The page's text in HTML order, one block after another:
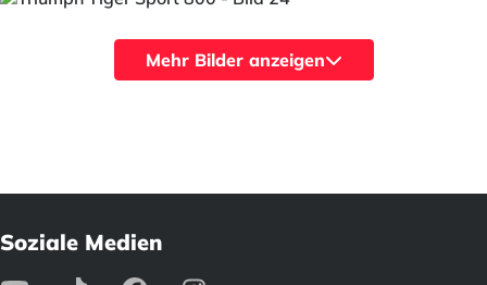
Mehr Bilder anzeigen
Soziale Medien